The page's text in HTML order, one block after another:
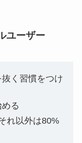
ユーザー
く習慣をつけ
る
れ以外は80%